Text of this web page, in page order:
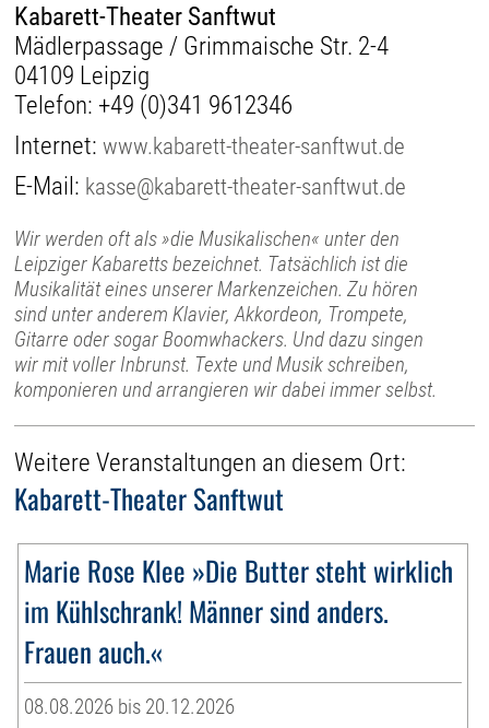
Kabarett-Theater Sanftwut
Mädlerpassage / Grimmaische Str. 2-4
04109 Leipzig
Telefon: +49 (0)341 9612346
Internet:www.kabarett-theater-sanftwut.de
E-Mail: kasse@kabarett-theater-sanftwut.de
Wir werden oft als »die Musikalischen« unter den
Leipziger Kabaretts bezeichnet. Tatsächlich ist die
Musikalität eines unserer Markenzeichen. Zu hören
sind unter anderem Klavier, Akkordeon, Trompete,
Gitarre oder sogar Boomwhackers. Und dazu singen
wir mit voller Inbrunst. Texte und Musik schreiben,
komponieren und arrangieren wir dabei immer selbst.
Weitere Veranstaltungen an diesem Ort:
Kabarett-Theater Sanftwut
Marie Rose Klee »Die Butter steht wirklich
im Kühlschrank! Männer sind anders.
Frauen auch.«
08.08.2026 bis 20.12.2026